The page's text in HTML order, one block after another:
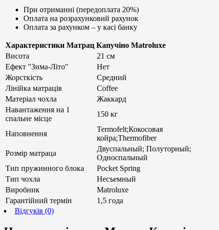
При отриманні (передоплата 20%)
Оплата на розрахунковий рахунок
Оплата за рахунком – у касі банку
Характеристики Матрац Капучіно Matroluxe
Висота
21 см
Ефект "Зима-Літо"
Нет
Жорсткість
Средний
Лінійка матраців
Coffee
Матеріал чохла
Жаккард
Навантаження на 1
спальне місце
150 кг
Наповнення
Termofelt;Кокосовая
койра;Thermofiber
Розмір матраца
Двуспальный; Полуторный;
Односпальный
Тип пружинного блока
Pocket Spring
Тип чохла
Несъемный
Виробник
Matroluxe
Гарантійний термін
1,5 года
Відгуків (0)